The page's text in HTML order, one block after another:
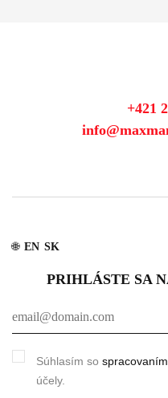
+421
🌐 EN SK
PRIHLÁSTE SA
Súhlasím so
účely.